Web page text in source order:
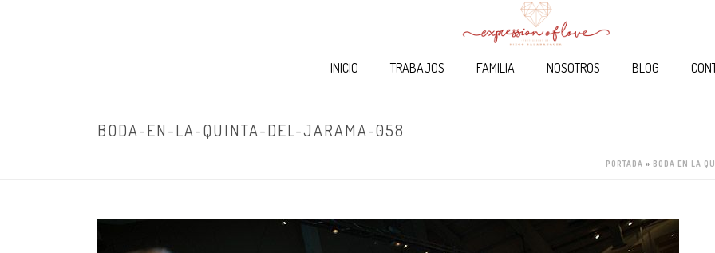
INICIO TRABAJOS FAMILIA NOSOTROS BLOG
BODA-EN-LA-QUINTA-DEL-JARAMA-058
PORTADA » BODA EN LA